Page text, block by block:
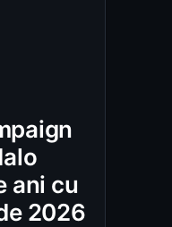
ani cu
2026